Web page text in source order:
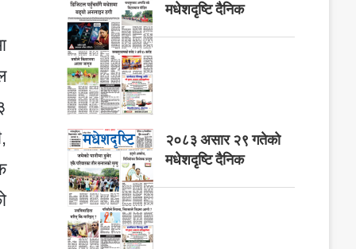
मधेशदृष्टि दैनिक
२०८३ असार २९ गतेको
मधेशदृष्टि दैनिक